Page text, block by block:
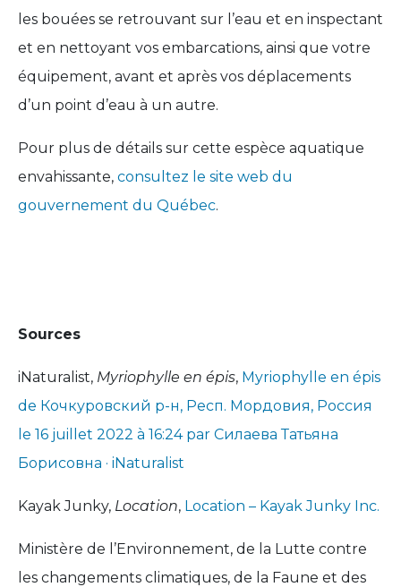
les bouées se retrouvant sur l’eau et en inspectant
et en nettoyant vos embarcations, ainsi que votre
équipement, avant et après vos déplacements
d’un point d’eau à un autre.
Pour plus de détails sur cette espèce aquatique
envahissante, consultez le site web du
gouvernement du Québec.
Sources
iNaturalist, Myriophylle en épis, Myriophylle en épis
de Кочкуровский р-н, Респ. Мордовия, Россия
le 16 juillet 2022 à 16:24 par Силаева Татьяна
Борисовна · iNaturalist
Kayak Junky, Location, Location – Kayak Junky Inc.
Ministère de l’Environnement, de la Lutte contre
les changements climatiques, de la Faune et des